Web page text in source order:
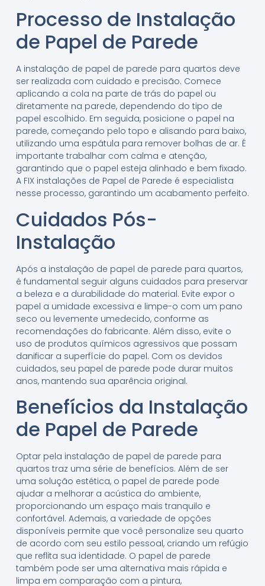
Processo de Instalação
de Papel de Parede
A instalação de papel de parede para quartos deve
ser realizada com cuidado e precisão. Comece
aplicando a cola na parte de trás do papel ou
diretamente na parede, dependendo do tipo de
papel escolhido. Em seguida, posicione o papel na
parede, começando pelo topo e alisando para baixo,
utilizando uma espátula para remover bolhas de ar. É
importante trabalhar com calma e atenção,
garantindo que o papel esteja alinhado e bem fixado.
A FIX instalações de Papel de Parede é especialista
nesse processo, garantindo um acabamento perfeito.
Cuidados Pós-
Instalação
Após a instalação de papel de parede para quartos,
é fundamental seguir alguns cuidados para preservar
a beleza e a durabilidade do material. Evite expor o
papel a umidade excessiva e limpe-o com um pano
seco ou levemente umedecido, conforme as
recomendações do fabricante. Além disso, evite o
uso de produtos químicos agressivos que possam
danificar a superfície do papel. Com os devidos
cuidados, seu papel de parede pode durar muitos
anos, mantendo sua aparência original.
Benefícios da Instalação
de Papel de Parede
Optar pela instalação de papel de parede para
quartos traz uma série de benefícios. Além de ser
uma solução estética, o papel de parede pode
ajudar a melhorar a acústica do ambiente,
proporcionando um espaço mais tranquilo e
confortável. Ademais, a variedade de opções
disponíveis permite que você personalize seu quarto
de acordo com seu estilo pessoal, criando um refúgio
que reflita sua identidade. O papel de parede
também pode ser uma alternativa mais rápida e
limpa em comparação com a pintura,